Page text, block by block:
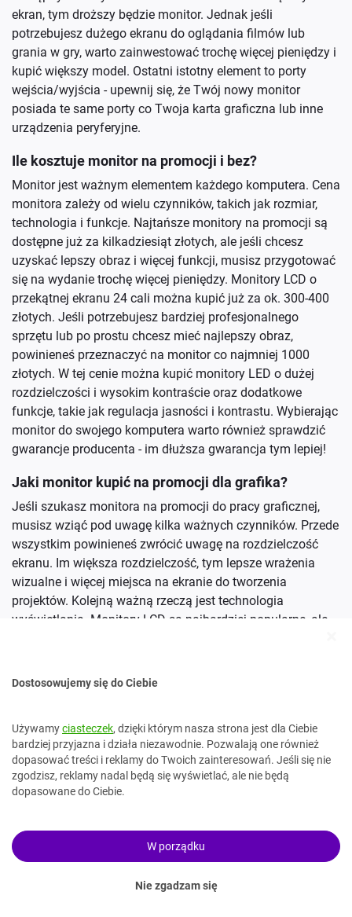
ekran, tym droższy będzie monitor. Jednak jeśli
potrzebujesz dużego ekranu do oglądania filmów lub
grania w gry, warto zainwestować trochę więcej pieniędzy i
kupić większy model. Ostatni istotny element to porty
wejścia/wyjścia - upewnij się, że Twój nowy monitor
posiada te same porty co Twoja karta graficzna lub inne
urządzenia peryferyjne.
Ile kosztuje monitor na promocji i bez?
Monitor jest ważnym elementem każdego komputera. Cena
monitora zależy od wielu czynników, takich jak rozmiar,
technologia i funkcje. Najtańsze monitory na promocji są
dostępne już za kilkadziesiąt złotych, ale jeśli chcesz
uzyskać lepszy obraz i więcej funkcji, musisz przygotować
się na wydanie trochę więcej pieniędzy. Monitory LCD o
przekątnej ekranu 24 cali można kupić już za ok. 300-400
złotych. Jeśli potrzebujesz bardziej profesjonalnego
sprzętu lub po prostu chcesz mieć najlepszy obraz,
powinieneś przeznaczyć na monitor co najmniej 1000
złotych. W tej cenie można kupić monitory LED o dużej
rozdzielczości i wysokim kontraście oraz dodatkowe
funkcje, takie jak regulacja jasności i kontrastu. Wybierając
monitor do swojego komputera warto również sprawdzić
gwarancje producenta - im dłuższa gwarancja tym lepiej!
Jaki monitor kupić na promocji dla grafika?
Jeśli szukasz monitora na promocji do pracy graficznej,
musisz wziąć pod uwagę kilka ważnych czynników. Przede
wszystkim powinieneś zwrócić uwagę na rozdzielczość
ekranu. Im większa rozdzielczość, tym lepsze wrażenia
wizualne i więcej miejsca na ekranie do tworzenia
projektów. Kolejną ważną rzeczą jest technologia
wyświetlania. Monitory LCD są najbardziej popularne, ale
doskonałe odwzorowanie kolorów i gładkie obrazy bez
Kolejnym ważnym aspektem jest czas reakcji matrycy. Im
niższy czas reakcji, tym mniejsze błyski i smużenie obrazu
podczas dynamicznych scen. Jeśli planujesz grac w gry
lub korzystać z aplikacji multimedialnych, warto posiadać
monitor o czasie reakcji poniżej 5 ms. Ostatni element to
porty HDMI lub DisplayPort dla optymalnego połączenia z
komputerem stacjonarnym lub laptopem.
Ile cali powinien mieć monitor do gier?
Dostosowujemy się do Ciebie
Używamyciasteczek, dzięki którym nasza strona jest dla Ciebie
bardziej przyjazna i działa niezawodnie. Pozwalają one również
dopasować treści i reklamy do Twoich zainteresowań. Jeśli się nie
zgodzisz, reklamy nadal będą się wyświetlać, ale nie będą
dopasowane do Ciebie.
W porządku
Nie zgadzam się